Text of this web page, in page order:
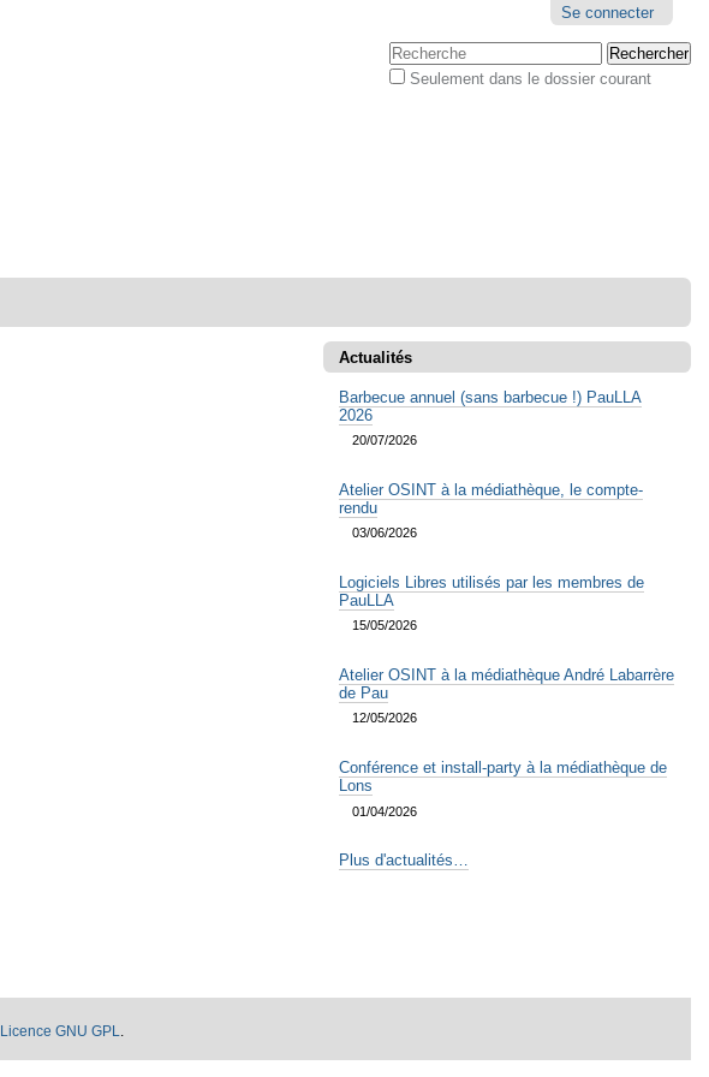
personnels
Se connecter
Chercher par
Seulement dans le dossier courant
Actualités
Barbecue annuel (sans barbecue !) PauLLA
2026
20/07/2026
Atelier OSINT à la médiathèque, le compte-
rendu
03/06/2026
Logiciels Libres utilisés par les membres de
PauLLA
15/05/2026
Atelier OSINT à la médiathèque André Labarrère
de Pau
12/05/2026
Conférence et install-party à la médiathèque de
Lons
01/04/2026
Plus d'actualités…
Licence GNU GPL